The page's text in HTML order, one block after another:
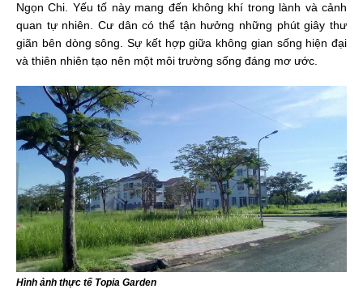
Ngọn Chi. Yếu tố này mang đến không khí trong lành và cảnh
quan tự nhiên. Cư dân có thể tận hưởng những phút giây thư
giãn bên dòng sông. Sự kết hợp giữa không gian sống hiện đại
và thiên nhiên tạo nên một môi trường sống đáng mơ ước.
Hình ảnh thực tế Topia Garden